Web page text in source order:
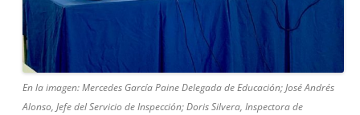
En la imagen: Mercedes García Paine Delegada de Educación; José Andrés
Alonso, Jefe del Servicio de Inspección; Doris Silvera, Inspectora de